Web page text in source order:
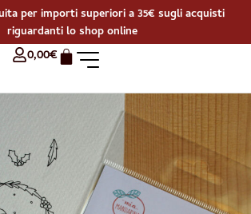
per importi superiori a 35€ sugli acquisti
riguardanti lo shop online
0,00€